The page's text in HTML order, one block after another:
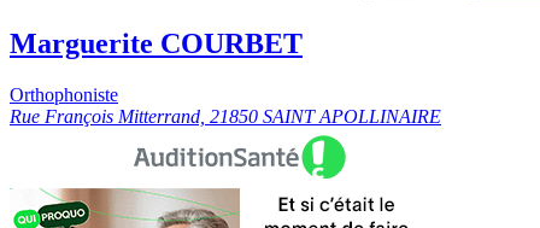
Marguerite COURBET
Orthophoniste
Rue François Mitterrand, 21850 SAINT APOLLINAIRE